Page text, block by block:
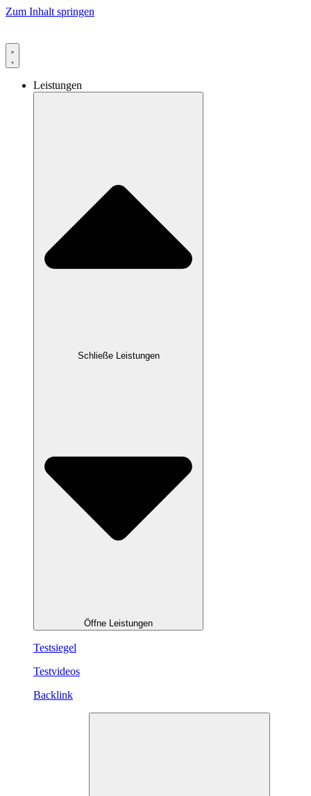
Zum Inhalt springen
Leistungen
Schließe Leistungen
Öffne Leistungen
Testsiegel
Testvideos
Backlink